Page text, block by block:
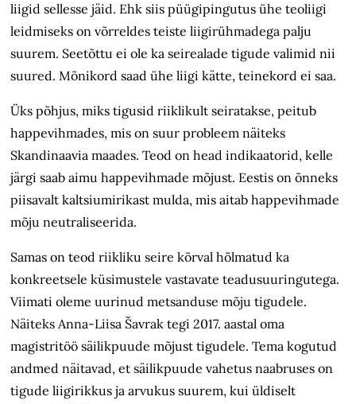
liigid sellesse jäid. Ehk siis püügipingutus ühe teoliigi
leidmiseks on võrreldes teiste liigirühmadega palju
suurem. Seetõttu ei ole ka seirealade tigude valimid nii
suured. Mõnikord saad ühe liigi kätte, teinekord ei saa.
Üks põhjus, miks tigusid riiklikult seiratakse, peitub
happevihmades, mis on suur probleem näiteks
Skandinaavia maades. Teod on head indikaatorid, kelle
järgi saab aimu happevihmade mõjust. Eestis on õnneks
piisavalt kaltsiumirikast mulda, mis aitab happevihmade
mõju neutraliseerida.
Samas on teod riikliku seire kõrval hõlmatud ka
konkreetsele küsimustele vastavate teadusuuringutega.
Viimati oleme uurinud metsanduse mõju tigudele.
Näiteks Anna-Liisa Šavrak tegi 2017. aastal oma
magistritöö säilikpuude mõjust tigudele. Tema kogutud
andmed näitavad, et säilikpuude vahetus naabruses on
tigude liigirikkus ja arvukus suurem, kui üldiselt